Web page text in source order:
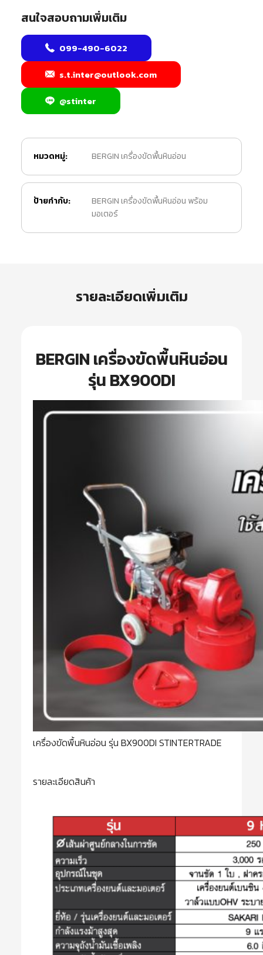
สนใจสอบถามเพิ่มเติม
099-490-6022
s.t.inter@outlook.com
@stinter
หมวดหมู่: BERGIN เครื่องขัดพื้นหินอ่อน
ป้ายกำกับ:
BERGIN เครื่องขัดพื้นหินอ่อน พร้อม
มอเตอร์
รายละเอียดเพิ่มเติม
BERGIN เครื่องขัดพื้นหินอ่อน
รุ่น BX900DI
เครื่องขัดพื้นหินอ่อน รุ่น BX900DI STINTERTRADE
รายละเอียดสินค้า